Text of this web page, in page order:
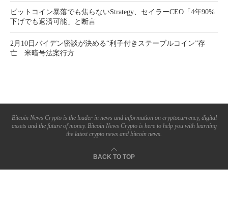
ビットコイン暴落でも焦らないStrategy、セイラーCEO「4年90%
下げでも返済可能」と断言
2月10日バイデン密談が決める“利子付きステーブルコイン”存
亡 米暗号法案行方
Bitcoin News Crypto is the leader in news and information on cryptocurrency, digital
assets and the future of money. Bitcoin News Crypto is here to help you with learning
the latest crypto news and bitcoin news.
BACK TO TOP